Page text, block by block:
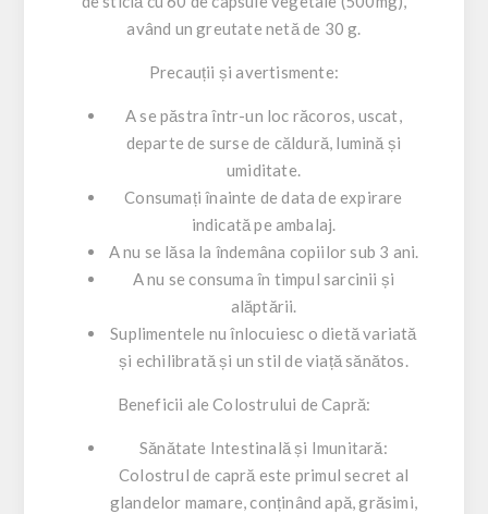
având un greutate netă de 30 g.
Precauții și avertismente:
A se păstra într-un loc răcoros, uscat,
departe de surse de căldură, lumină și
umiditate.
Consumați înainte de data de expirare
indicată pe ambalaj.
A nu se lăsa la îndemâna copiilor sub 3 ani.
A nu se consuma în timpul sarcinii și
alăptării.
Suplimentele nu înlocuiesc o dietă variată
și echilibrată și un stil de viață sănătos.
Beneficii ale Colostrului de Capră:
Sănătate Intestinală și Imunitară:
Colostrul de capră este primul secret al
glandelor mamare, conținând apă, grăsimi,